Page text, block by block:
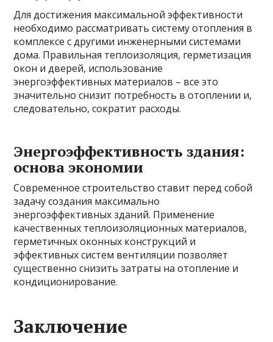
Для достижения максимальной эффективности
необходимо рассматривать систему отопления в
комплексе с другими инженерными системами
дома. Правильная теплоизоляция, герметизация
окон и дверей, использование
энергоэффективных материалов – все это
значительно снизит потребность в отоплении и,
следовательно, сократит расходы.
Энергоэффективность здания:
основа экономии
Современное строительство ставит перед собой
задачу создания максимально
энергоэффективных зданий. Применение
качественных теплоизоляционных материалов,
герметичных оконных конструкций и
эффективных систем вентиляции позволяет
существенно снизить затраты на отопление и
кондиционирование.
Заключение